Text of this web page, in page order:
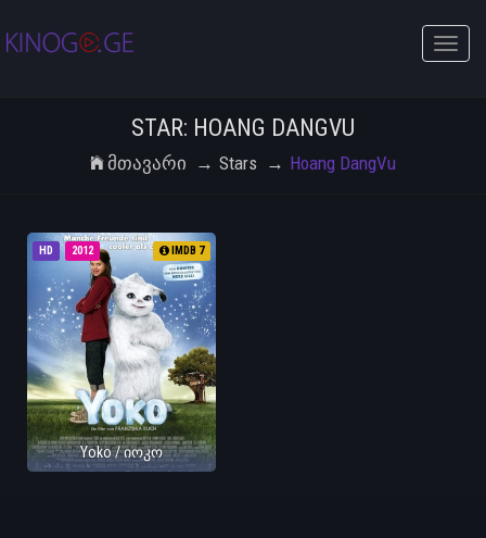
Toggle
STAR: HOANG DANGVU
Მთავარი Stars Hoang DangVu
HD 2012 IMDB 7
Yoko / იოკო